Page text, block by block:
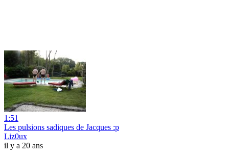
1:51
Les pulsions sadiques de Jacques :p
Liz0ux
il y a 20 ans